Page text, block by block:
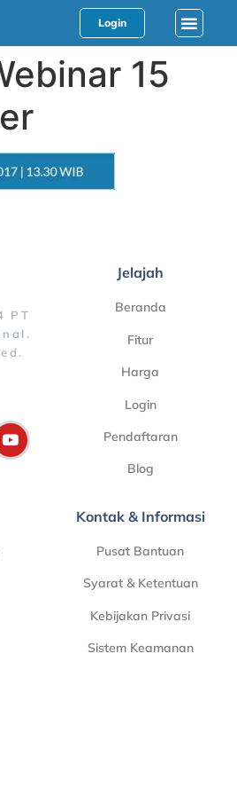
Login
15
PT
Jelajah
Beranda
Fitur
Harga
Login
Pendaftaran
Blog
Kontak & Informasi
Pusat Bantuan
Syarat & Ketentuan
Kebijakan Privasi
Sistem Keamanan